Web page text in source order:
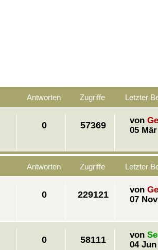
Antworten Zugriffe Letzter
0 57369 von
05
Antworten Zugriffe Letzter
0 229121 von
07
0 58111 von
04 Jun